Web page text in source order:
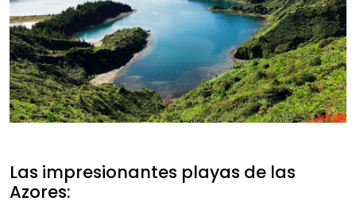
Las impresionantes playas de las
Azores: